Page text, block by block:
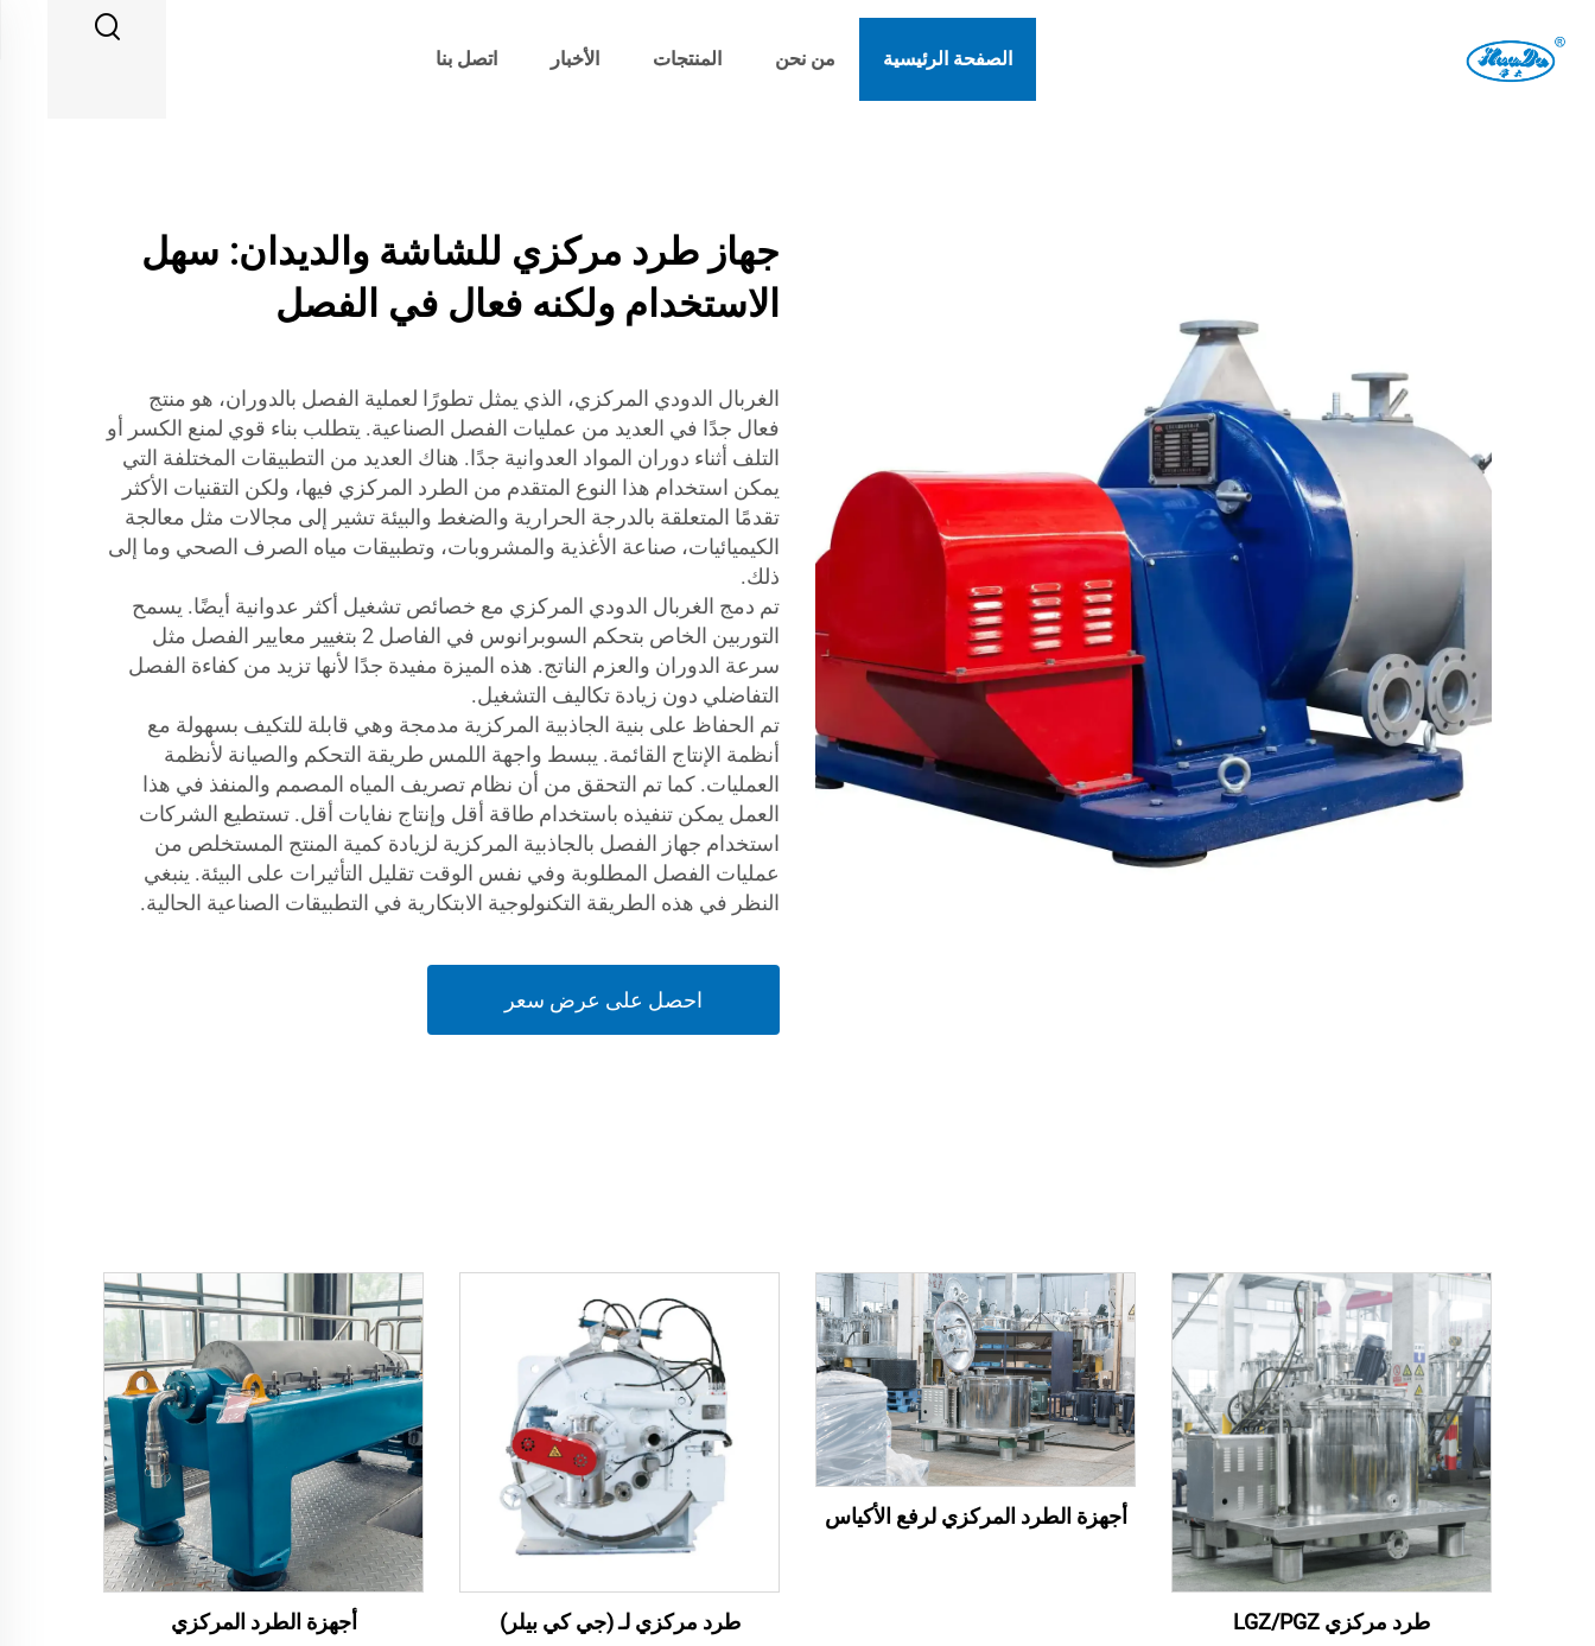
الصفحة الرئيسية من نحن المنتجات الأخبار اتصل بنا
جهاز طرد مركزي للشاشة والديدان: سهل
الاستخدام ولكنه فعال في الفصل
الغربال الدودي المركزي، الذي يمثل تطورًا لعملية الفصل بالدوران، هو منتج
فعال جدًا في العديد من عمليات الفصل الصناعية. يتطلب بناء قوي لمنع الكسر أو
التلف أثناء دوران المواد العدوانية جدًا. هناك العديد من التطبيقات المختلفة التي
يمكن استخدام هذا النوع المتقدم من الطرد المركزي فيها، ولكن التقنيات الأكثر
تقدمًا المتعلقة بالدرجة الحرارية والضغط والبيئة تشير إلى مجالات مثل معالجة
الكيميائيات، صناعة الأغذية والمشروبات، وتطبيقات مياه الصرف الصحي وما إلى
ذلك.
تم دمج الغربال الدودي المركزي مع خصائص تشغيل أكثر عدوانية أيضًا. يسمح
التوربين الخاص بتحكم السوبرانوس في الفاصل 2 بتغيير معايير الفصل مثل
سرعة الدوران والعزم الناتج. هذه الميزة مفيدة جدًا لأنها تزيد من كفاءة الفصل
التفاضلي دون زيادة تكاليف التشغيل.
تم الحفاظ على بنية الجاذبية المركزية مدمجة وهي قابلة للتكيف بسهولة مع
أنظمة الإنتاج القائمة. يبسط واجهة اللمس طريقة التحكم والصيانة لأنظمة
العمليات. كما تم التحقق من أن نظام تصريف المياه المصمم والمنفذ في هذا
العمل يمكن تنفيذه باستخدام طاقة أقل وإنتاج نفايات أقل. تستطيع الشركات
استخدام جهاز الفصل بالجاذبية المركزية لزيادة كمية المنتج المستخلص من
عمليات الفصل المطلوبة وفي نفس الوقت تقليل التأثيرات على البيئة. ينبغي
النظر في هذه الطريقة التكنولوجية الابتكارية في التطبيقات الصناعية الحالية.
احصل على عرض سعر
طرد مركزي LGZ/PGZ
أجهزة الطرد المركزي لرفع الأكياس
طرد مركزي لـ (جي كي بيلر) أجهزة الطرد المركزي